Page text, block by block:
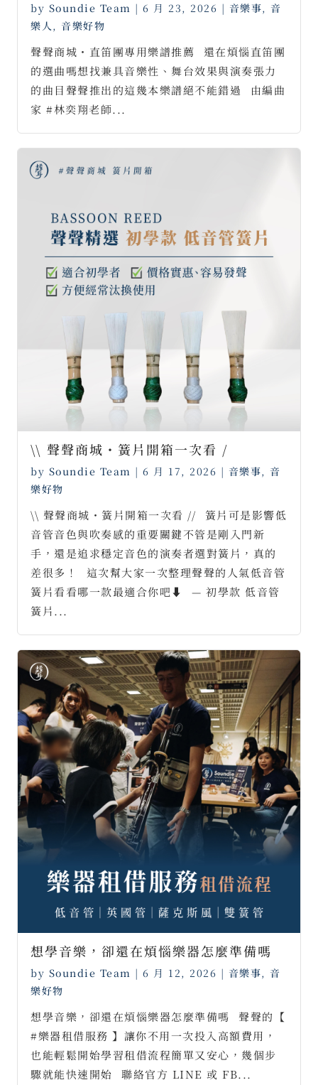
by Soundie Team | 6 月 23, 2026 | 音樂事, 音
樂人, 音樂好物
聲聲商城・直笛團專用樂譜推薦⠀還在煩惱直笛團
的選曲嗎想找兼具音樂性、舞台效果與演奏張力
的曲目聲聲推出的這幾本樂譜絕不能錯過⠀由編曲
家 #林奕翔老師...
\\ 聲聲商城・簧片開箱一次看 /
by Soundie Team | 6 月 17, 2026 | 音樂事, 音
樂好物
\\ 聲聲商城・簧片開箱一次看 //⠀簧片可是影響低
音管音色與吹奏感的重要關鍵不管是剛入門新
手，還是追求穩定音色的演奏者選對簧片，真的
差很多！⠀這次幫大家一次整理聲聲的人氣低音管
簧片看看哪一款最適合你吧⬇⠀— 初學款 低音管
簧片...
想學音樂，卻還在煩惱樂器怎麼準備嗎
by Soundie Team | 6 月 12, 2026 | 音樂事, 音
樂好物
想學音樂，卻還在煩惱樂器怎麼準備嗎⠀聲聲的【
#樂器租借服務 】讓你不用一次投入高額費用，
也能輕鬆開始學習租借流程簡單又安心，幾個步
驟就能快速開始⠀聯絡官方 LINE 或 FB...